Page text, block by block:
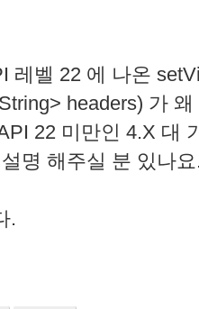
레벨 22 에 나온
headers) 가
22 미만인 4.X 대
명 해주실 분 있나
.